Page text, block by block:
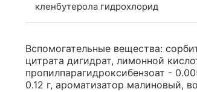
кленбутерола гидрохлорид
Вспомогательные вещества:
цитрата дигидрат, лимонной
пропилпарагидроксибензоат -
0.12 г, ароматизатор малиновый,